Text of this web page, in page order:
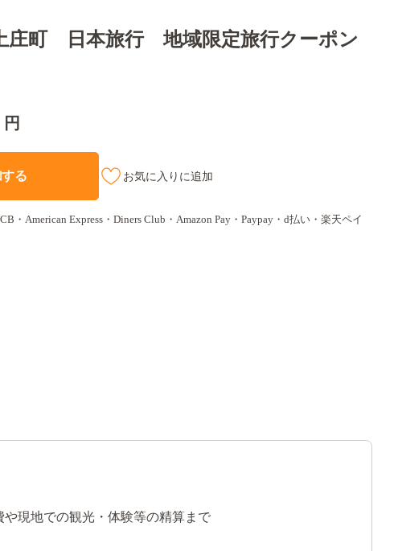
庄町 日本旅行 地域限定旅行クーポン
円
る お気に入りに追加
・American Express・Diners Club・Amazon Pay・Paypay・d払い・楽天ペイ
現地での観光・体験等の精算まで